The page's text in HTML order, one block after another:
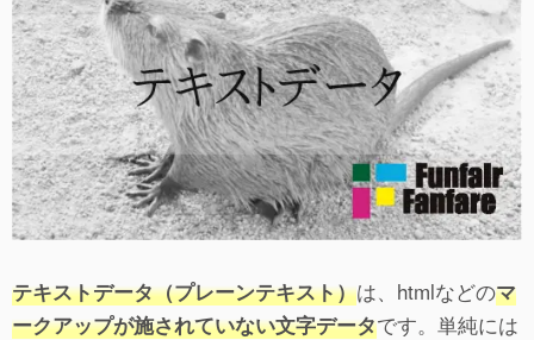
テキストデータ（プレーンテキスト）は、htmlなどのマ
ークアップが施されていない文字データです。単純には